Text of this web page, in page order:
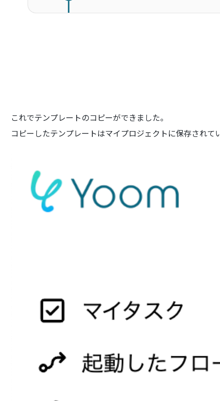
これでテンプレートのコピーができました。
コピーしたテンプレートはマイプロジェクトに保存されて